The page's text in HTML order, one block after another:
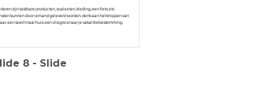
zijn tastbare producten, zoals eten, kleding, een fiets, etc.
kunnen door iemand geleverd worden, denk aan het knippen van
een taxirit naar huis, een vliegreis naar je vakantiebestemming.
8 - Slide